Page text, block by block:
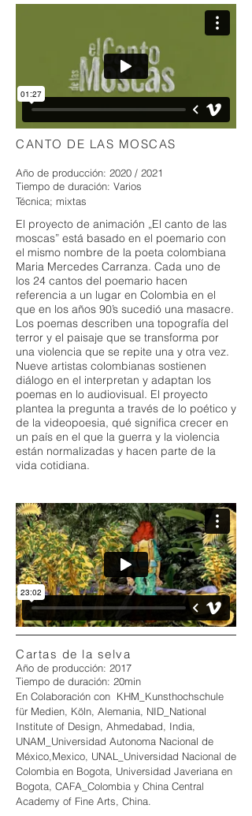
CANTO DE LAS MOSCAS
Año de producción: 2020 / 2021
Tiempo de duración: Varios
​Técnica; mixtas
El proyecto de animación „El canto de las
moscas” está basado en el poemario con
el mismo nombre de la poeta colombiana
Maria Mercedes Carranza. Cada uno de
los 24 cantos del poemario hacen
referencia a un lugar en Colombia en el
que en los años 90’s sucedió una masacre.
Los poemas describen una topografía del
terror y el paisaje que se transforma por
una violencia que se repite una y otra vez.
Nueve artistas colombianas sostienen
diálogo en el interpretan y adaptan los
poemas en lo audiovisual. El proyecto
plantea la pregunta a través de lo poético y
de la videopoesia, qué significa crecer en
un país en el que la guerra y la violencia
están normalizadas y hacen parte de la
vida cotidiana.
Cartas de la selva
Año de producción: 2017
Tiempo de duración: 20min
En Colaboración con KHM_Kunsthochschule
für Medien, Köln, Alemania, NID_National
Institute of Design, Ahmedabad, India,
UNAM_Universidad Autonoma Nacional de
México,Mexico, UNAL_Universidad Nacional de
Colombia en Bogota, Universidad Javeriana en
Bogota, CAFA_Colombia y China Central
Academy of Fine Arts, China.